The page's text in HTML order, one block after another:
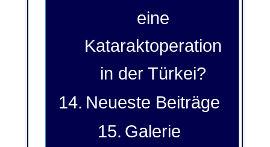
eine
Kataraktoperation
in der Türkei?
Neueste Beiträge
Galerie